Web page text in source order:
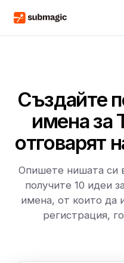
Създайте
имена за
отговарят
Опишете нишата си
получите 10 идеи
имена, от които да
регистрация,